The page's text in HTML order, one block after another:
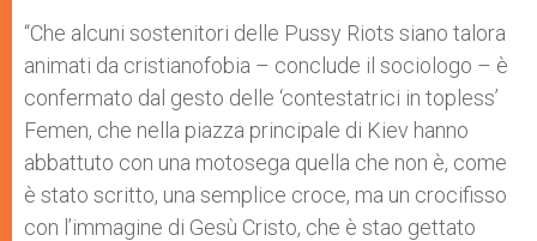
“Che alcuni sostenitori delle Pussy Riots siano talora
animati da cristianofobia – conclude il sociologo – è
confermato dal gesto delle ‘contestatrici in topless’
Femen, che nella piazza principale di Kiev hanno
abbattuto con una motosega quella che non è, come
è stato scritto, una semplice croce, ma un crocifisso
con l’immagine di Gesù Cristo, che è stao gettato